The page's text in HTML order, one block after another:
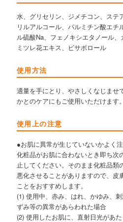
水、グリセリン、ジメチコン、ステ
リルアルコール、パルミチン酸エチ
ル硫酸Na、フェノキシエタノール
ミツレ花エキス、ビサボロール
使用方法
適量を手にとり、やさしくなじませ
かとのケアにもご使用いただけます。
使用上の注意
●お肌に異常が生じていないかよく
化粧品がお肌に合わないとき即ち次
止してください。そのまま化粧品類
悪化させることがありますので、皮
ことをおすすめします。
(1) 使用中、赤み、はれ、かゆみ、
ずみ等の異常があらわれた場合
(2) 使用したお肌に、直射日光があ